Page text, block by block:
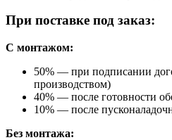
При поставке под заказ:
С монтажом:
50% — при подписании
производством)
40% — после готовности
10% — после
Без монтажа: